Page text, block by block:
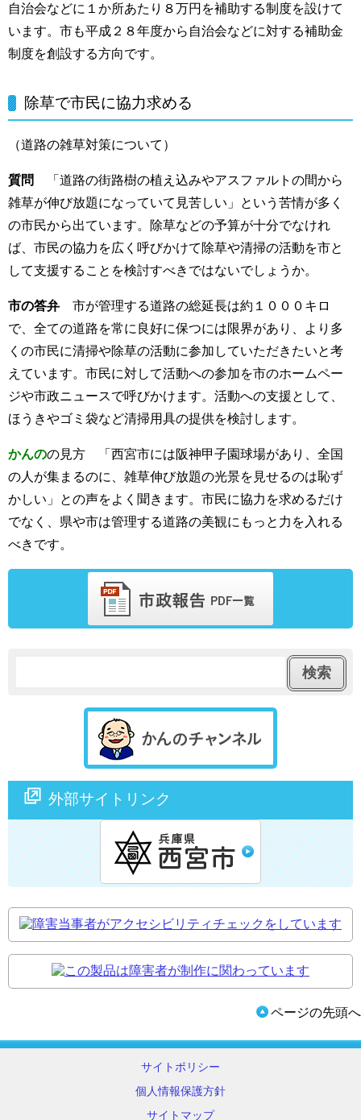
自治会などに１か所あたり８万円を補助する制度を設けて
います。市も平成２８年度から自治会などに対する補助金
制度を創設する方向です。
除草で市民に協力求める
（道路の雑草対策について）
質問
「道路の街路樹の植え込みやアスファルトの間から
雑草が伸び放題になっていて見苦しい」という苦情が多く
の市民から出ています。除草などの予算が十分でなけれ
ば、市民の協力を広く呼びかけて除草や清掃の活動を市と
して支援することを検討すべきではないでしょうか。
市の答弁 市が管理する道路の総延長は約１０００キロ
で、全ての道路を常に良好に保つには限界があり、より多
くの市民に清掃や除草の活動に参加していただきたいと考
えています。市民に対して活動への参加を市のホームペー
ジや市政ニュースで呼びかけます。活動への支援として、
ほうきやゴミ袋など清掃用具の提供を検討します。
かんのの見方 「西宮市には阪神甲子園球場があり、全国
の人が集まるのに、雑草伸び放題の光景を見せるのは恥ず
かしい」との声をよく聞きます。市民に協力を求めるだけ
でなく、県や市は管理する道路の美観にもっと力を入れる
べきです。
外部サイトリンク
ページの先頭へ
サイトポリシー
個人情報保護方針
サイトマップ